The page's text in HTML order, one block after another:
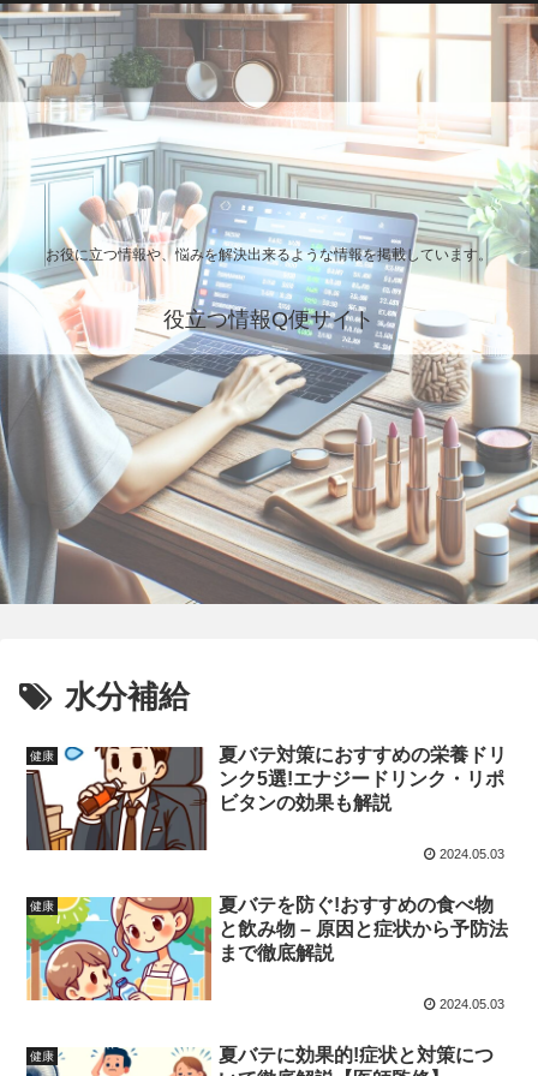
お役に立つ情報や、悩みを解決出来るような情報を掲載しています。
役立つ情報Q便サイト
水分補給
健康
夏バテ対策におすすめの栄養ドリ
ンク5選!エナジードリンク・リポ
ビタンの効果も解説
2024.05.03
健康
夏バテを防ぐ!おすすめの食べ物
と飲み物 – 原因と症状から予防法
まで徹底解説
2024.05.03
健康
夏バテに効果的!症状と対策につ